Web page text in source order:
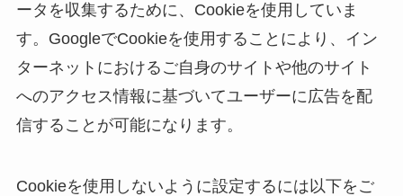
ータを収集するために、Cookieを使用していま
す。GoogleでCookieを使用することにより、イン
ターネットにおけるご自身のサイトや他のサイト
へのアクセス情報に基づいてユーザーに広告を配
信することが可能になります。
Cookieを使用しないように設定するには以下をご